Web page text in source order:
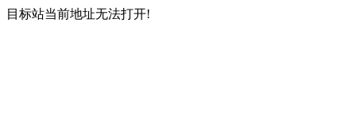
目标站当前地址无法打开!